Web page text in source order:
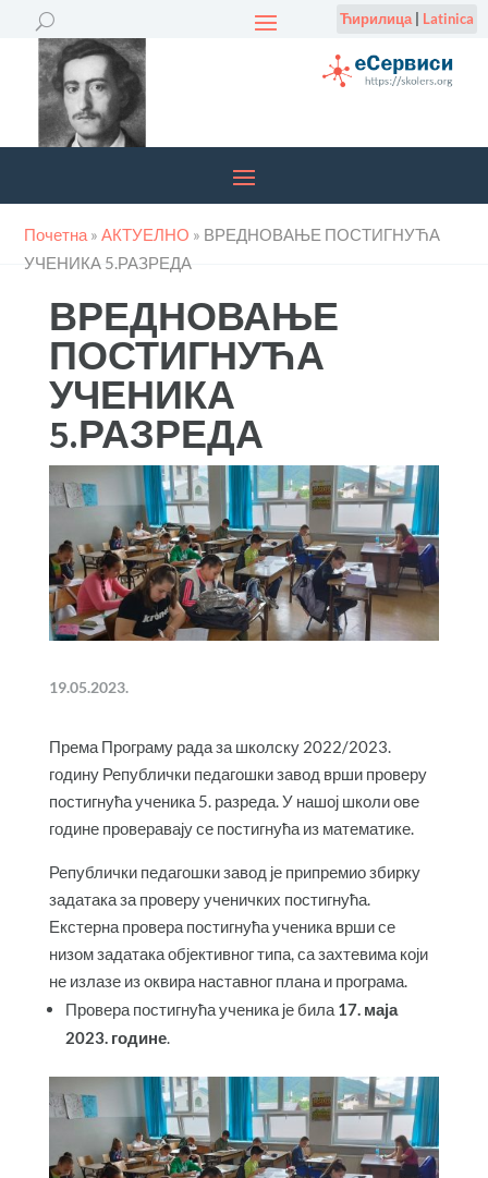
Ћирилица| Latinica
Почетна »АКТУЕЛНО » ВРЕДНОВАЊЕ ПОСТИГНУЋА
УЧЕНИКА 5.РАЗРЕДА
ВРЕДНОВАЊЕ
ПОСТИГНУЋА
УЧЕНИКА
5.РАЗРЕДА
19.05.2023.
Према Програму рада за школску 2022/2023.
годину Републички педагошки завод врши проверу
постигнућа ученика 5. разреда. У нашој школи ове
године проверавају се постигнућа из математике.
Републички педагошки завод је припремио збирку
задатака за проверу ученичких постигнућа.
Екстерна провера постигнућа ученика врши се
низом задатака објективног типа, са захтевима који
не излазе из оквира наставног плана и програма.
Провера постигнућа ученика је била 17. маја
2023. године.